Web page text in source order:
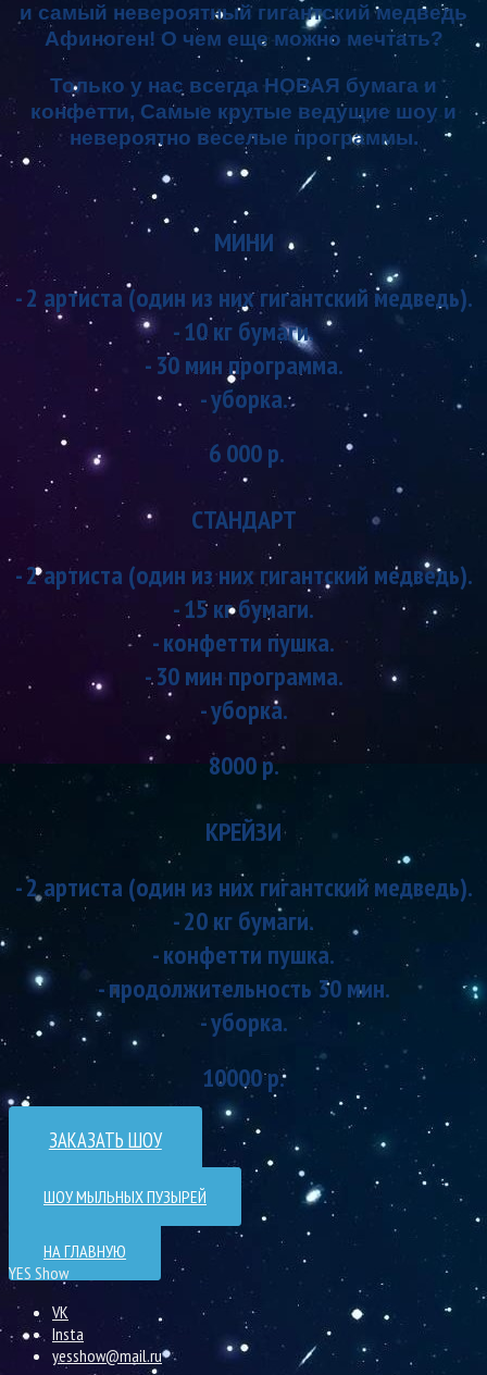
и самый невероятный гигантский медведь
Афиноген! О чем еще можно мечтать?
Только у нас всегда НОВАЯ бумага и
конфетти, Самые крутые ведущие шоу и
невероятно веселые программы.
МИНИ
- 2 артиста (один из них гигантский медведь).
- 10 кг бумаги.
- 30 мин программа.
- уборка.
6 000 р.
СТАНДАРТ
- 2 артиста (один из них гигантский медведь).
- 15 кг бумаги.
- конфетти пушка.
- 30 мин программа.
- уборка.
8000 р.
КРЕЙЗИ
- 2 артиста (один из них гигантский медведь).
- 20 кг бумаги.
- конфетти пушка.
- продолжительность 30 мин.
- уборка.
10000 р.
ЗАКАЗАТЬ ШОУ
ШОУ МЫЛЬНЫХ ПУЗЫРЕЙ
НА ГЛАВНУЮ
YES Show
VK
Insta
yesshow@mail.ru